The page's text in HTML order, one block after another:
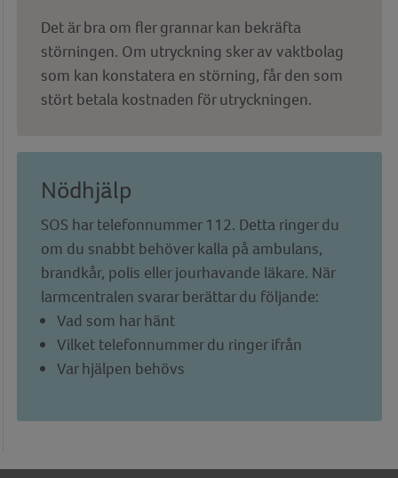
Det är bra om fler grannar kan bekräfta
störningen. Om utryckning sker av vaktbolag
som kan konstatera en störning, får den som
stört betala kostnaden för utryckningen.
Nödhjälp
SOS har telefonnummer 112. Detta ringer du
om du snabbt behöver kalla på ambulans,
brandkår, polis eller jourhavande läkare. När
larmcentralen svarar berättar du följande:
Vad som har hänt
Vilket telefonnummer du ringer ifrån
Var hjälpen behövs